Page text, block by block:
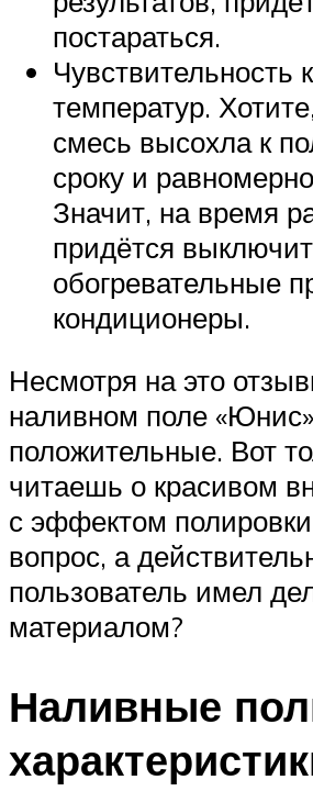
постараться.
Чувствительность
температур.
смесь высохла к
сроку и
Значит, на время
придётся
обогревательные
кондиционеры.
Несмотря на это
наливном поле
положительные. Вот
читаешь о красивом
с эффектом
вопрос, а
пользователь имел
материалом?
Наливные